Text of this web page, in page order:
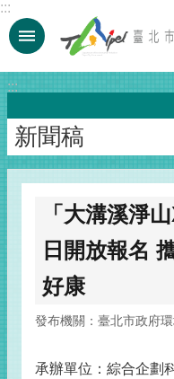
跳到主要內容區塊
:::
:::
新聞稿
「大溝溪淨
日開放報名
好康
發布機關：臺北市政府
承辦單位：綜合企劃